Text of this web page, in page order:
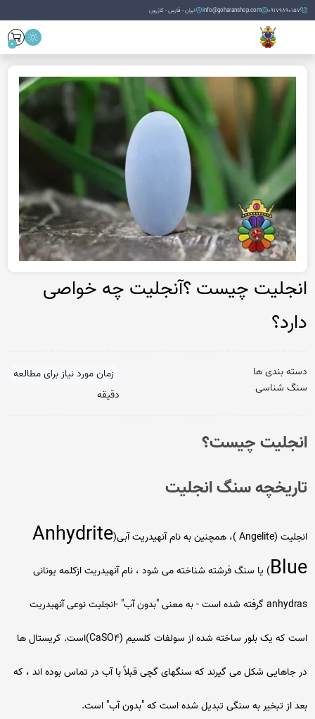
09179890157
info@goharanshop.com ایران - فارس - کازرون
0
انجلیت چیست ؟آنجلیت چه خواصی
دارد؟
دسته بندی ها
سنگ شناسی
زمان مورد نیاز برای مطالعه
دقیقه
انجلیت چیست؟
تاریخچه سنگ انجلیت
انجلیت (Angelite )، همچنین به نام آنهیدریت آبی(
Anhydrite
Blue) یا سنگ فرشته شناخته می شود ، نام آنهیدریت ازکلمه یونانی
anhydras گرفته شده است - به معنی "بدون آب" -انجلیت نوعی آنهیدریت
است که یک بلور ساخته شده از سولفات کلسیم (CaSO4)است. کریستال ها
در جاهایی شکل می گیرند که سنگهای گچی قبلاً با آب در تماس بوده اند ، که
بعد از تبخیر به سنگی تبدیل شده است که "بدون آب" است.